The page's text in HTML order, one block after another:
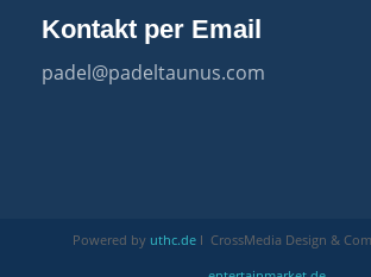
Kontakt per Email
padel@padeltaunus.com
Powered by uthc.deI CrossMedia Design &